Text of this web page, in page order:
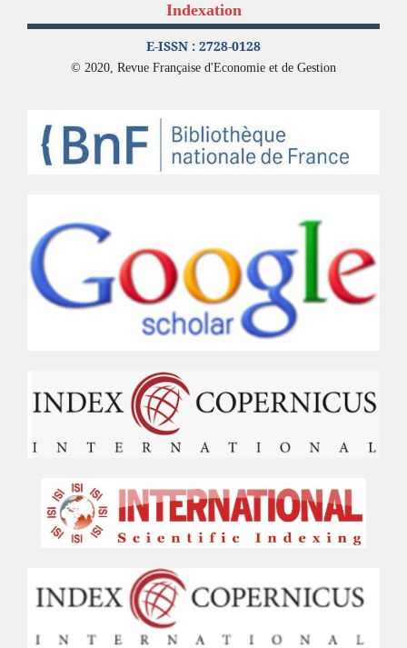
Indexation
E-ISSN : 2728-0128
© 2020, Revue Française d'Economie et de Gestion